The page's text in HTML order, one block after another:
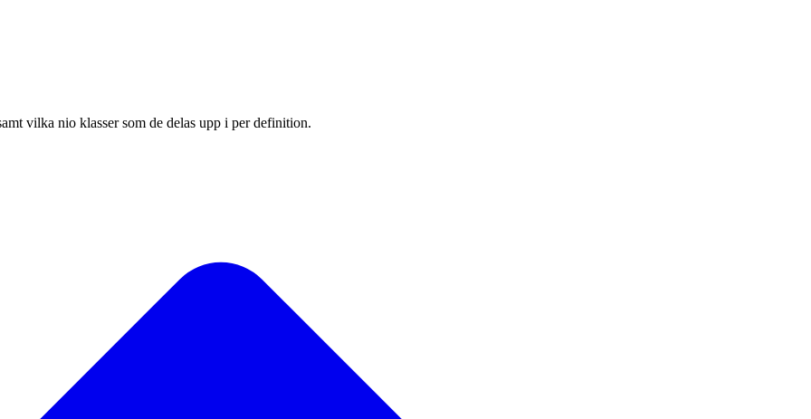
vilka nio klasser som de delas upp i per definition.